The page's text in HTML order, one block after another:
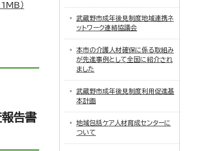
）
告書
武蔵野市成年後見制度地域連携ネ
ットワーク連絡協議会
本市の介護人材確保に係る取組み
が先進事例として全国に紹介され
ました
武蔵野市成年後見制度利用促進基
本計画
地域包括ケア人材育成センターに
ついて